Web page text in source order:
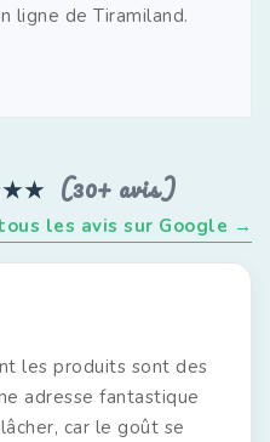
ligne de Tiramiland.
(30+ avis)
les avis sur Google →
les produits sont des
adresse fantastique
car le goût se